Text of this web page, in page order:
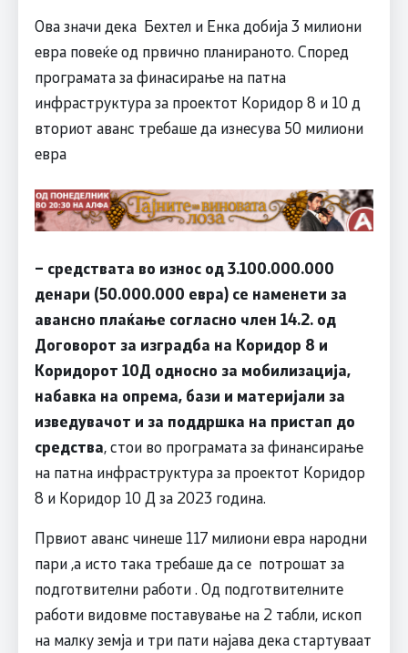
Ова значи дека Бехтел и Енка добија 3 милиони
евра повеќе од првично планираното. Според
програмата за финасирање на патна
инфраструктура за проектот Коридор 8 и 10 д
вториот аванс требаше да изнесува 50 милиони
евра
– средствата во износ од 3.100.000.000
денари (50.000.000 евра) се наменети за
авансно плаќање согласно член 14.2. од
Договорот за изградба на Коридор 8 и
Коридорот 10Д односно за мобилизација,
набавка на опрема, бази и материјали за
изведувачот и за поддршка на пристап до
средства, стои во програмата за финансирање
на патна инфраструктура за проектот Коридор
8 и Коридор 10 Д за 2023 година.
Првиот аванс чинеше 117 милиони евра народни
пари ,а исто така требаше да се потрошат за
подготвителни работи . Од подготвителните
работи видовме поставување на 2 табли, ископ
на малку земја и три пати најава дека стартуваат